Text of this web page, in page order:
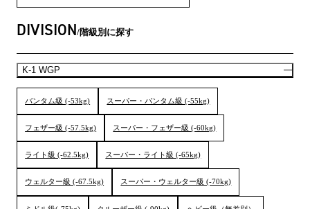
DIVISION 階級別に探す
K-1 WGP
バンタム級 (-53kg) スーパー・バンタム級 (-55kg)
フェザー級 (-57.5kg) スーパー・フェザー級 (-60kg)
ライト級 (-62.5kg) スーパー・ライト級 (-65kg)
ウェルター級 (-67.5kg) スーパー・ウェルター級 (-70kg)